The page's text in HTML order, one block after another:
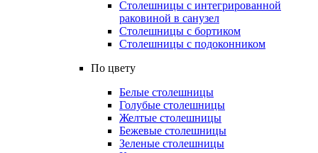
Столешницы с интегрированной
раковиной в санузел
Столешницы с бортиком
Столешницы с подоконником
По цвету
Белые столешницы
Голубые столешницы
Желтые столешницы
Бежевые столешницы
Зеленые столешницы